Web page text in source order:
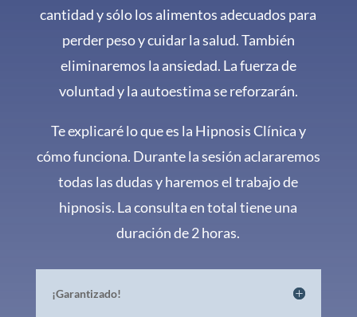
cantidad y sólo los alimentos adecuados para
perder peso y cuidar la salud. También
eliminaremos la ansiedad. La fuerza de
voluntad y la autoestima se reforzarán.
Te explicaré lo que es la Hipnosis Clínica y
cómo funciona. Durante la sesión aclararemos
todas las dudas y haremos el trabajo de
hipnosis. La consulta en total tiene una
duración de 2 horas.
¡Garantizado!